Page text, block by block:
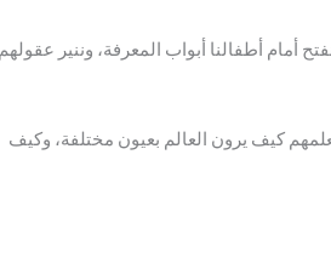
أمام أطفالنا أبواب المعرفة، وننير عقولهم
كيف يرون العالم بعيون مختلفة، وكيف